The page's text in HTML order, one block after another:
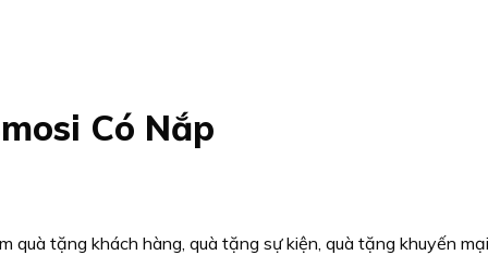
Có Nắp
quà tặng khách hàng, quà tặng sự kiện, quà tặng khuyến